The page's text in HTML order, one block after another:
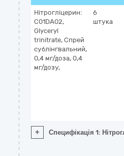
Нітрогліцерин:
C01DA02,
Glyceryl
trinitrate, Спрей
сублінгвальний,
0,4 мг/доза, 0,4
мг/дозу,
6
штука
+ Специфікація 1: